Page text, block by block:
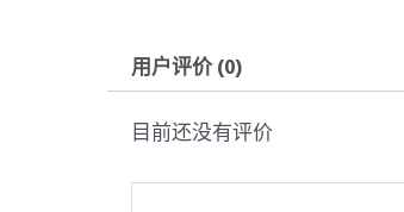
用户评价 (0)
目前还没有评价